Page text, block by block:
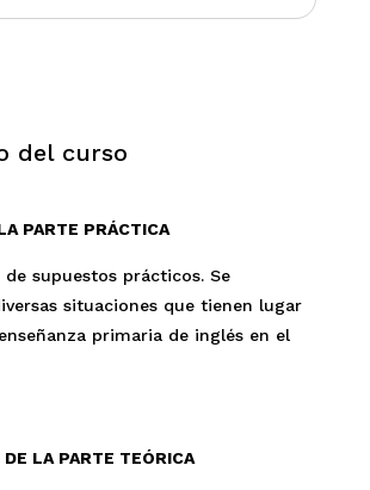
del curso
PARTE PRÁCTICA
de supuestos prácticos. Se
situaciones que tienen lugar
primaria de inglés en el
LA PARTE TEÓRICA